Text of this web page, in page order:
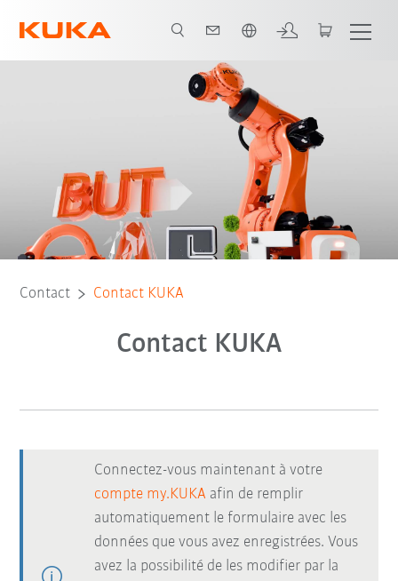
Contact Contact KUKA
Contact KUKA
Connectez-vous maintenant à votre
compte my.KUKA afin de remplir
automatiquement le formulaire avec les
données que vous avez enregistrées. Vous
avez la possibilité de les modifier par la